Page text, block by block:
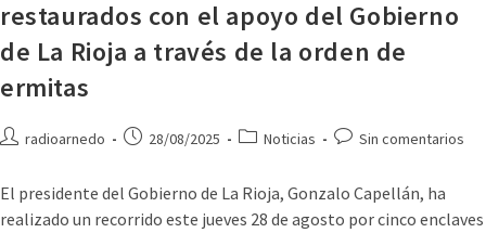
restaurados con el apoyo del Gobierno
de La Rioja a través de la orden de
ermitas
radioarnedo 28/08/2025 Noticias Sin comentarios
El presidente del Gobierno de La Rioja, Gonzalo Capellán, ha
realizado un recorrido este jueves 28 de agosto por cinco enclaves